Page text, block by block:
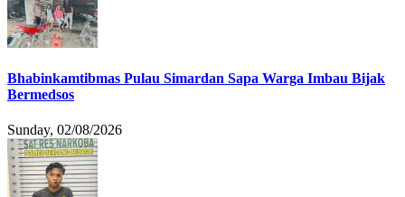
Bhabinkamtibmas Pulau Simardan Sapa Warga Imbau Bijak
Bermedsos
Sunday, 02/08/2026